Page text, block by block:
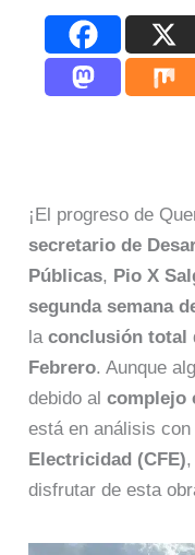
¡El progreso de
secretario de
Públicas, Pio X
segunda semana
laconclusión total
Febrero. Aunque
debido alcomplejo
está en análisis
Electricidad (CFE)
disfrutar de esta